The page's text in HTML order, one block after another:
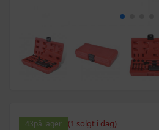
43på lager (1 solgt i dag)